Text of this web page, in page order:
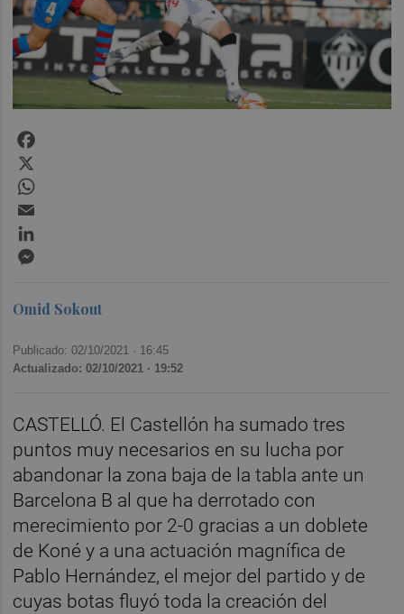
Omid Sokout
Publicado: 02/10/2021 · 16:45
Actualizado: 02/10/2021 · 19:52
CASTELLÓ. El Castellón ha sumado tres
puntos muy necesarios en su lucha por
abandonar la zona baja de la tabla ante un
Barcelona B al que ha derrotado con
merecimiento por 2-0 gracias a un doblete
de Koné y a una actuación magnífica de
Pablo Hernández, el mejor del partido y de
cuyas botas fluyó toda la creación del